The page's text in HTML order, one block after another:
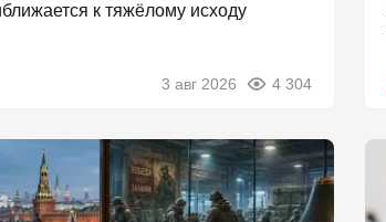
к тяжёлому исходу
3 авг 2026 4 304